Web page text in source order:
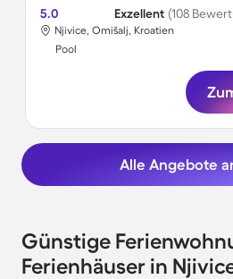
5.0 Exzellent (108
Njivice, Omišalj, Kroatien
Pool
Alle Angebote
Günstige
Ferienhäuser in